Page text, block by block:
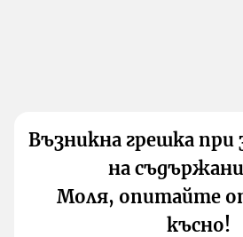
Възникна грешка при
на
Моля, опитайте
късно!